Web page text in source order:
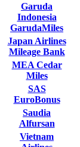
Garuda
Indonesia
GarudaMiles
Japan Airlines
Mileage Bank
MEA Cedar
Miles
SAS
EuroBonus
Saudia
Alfursan
Vietnam